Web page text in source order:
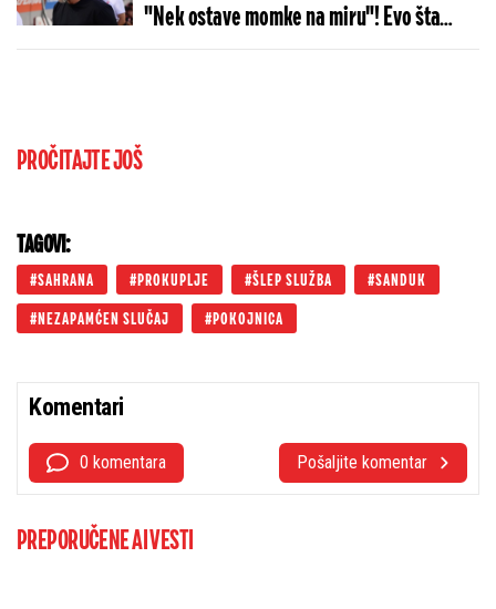
"Nek ostave momke na miru"! Evo šta
kaže o isključenju golmana!
PROČITAJTE JOŠ
TAGOVI:
SAHRANA PROKUPLJE ŠLEP SLUŽBA SANDUK
NEZAPAMĆEN SLUČAJ POKOJNICA
Komentari
0 komentara Pošaljite komentar
PREPORUČENE AI VESTI